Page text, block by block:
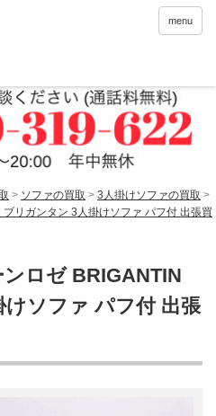
menu
> ソファの買取 > 3人掛けソファの買取 >
リガンタン 3人掛けソファ パフ付 出張買
ンロゼ BRIGANTIN
ソファ パフ付 出張